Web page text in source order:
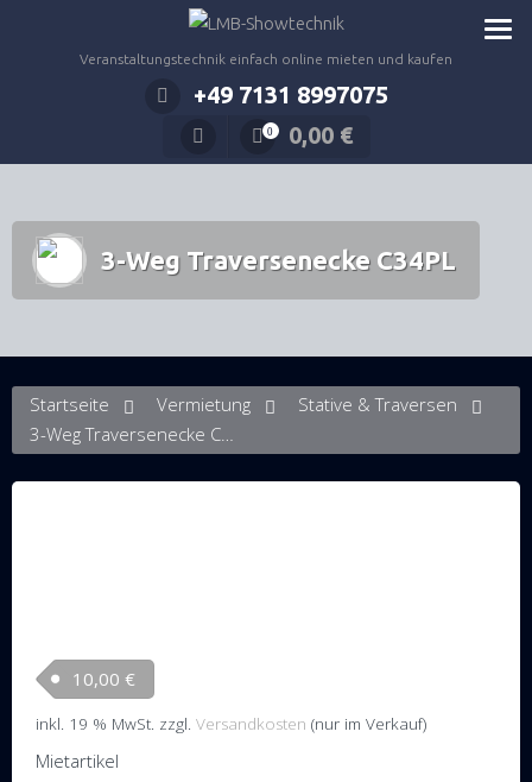
Veranstaltungstechnik einfach online mieten und kaufen
+49 7131 8997075
0 0,00 €
3-Weg Traversenecke C34PL
Startseite Vermietung
Stative & Traversen
3-Weg Traversenecke C34PL
10,00 €
inkl. 19 % MwSt. zzgl. Versandkosten (nur im Verkauf)
Mietartikel